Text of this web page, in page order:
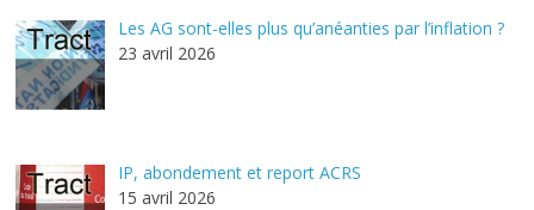
Les AG sont-elles plus qu’anéanties par l’inflation ?
23 avril 2026
IP, abondement et report ACRS
15 avril 2026